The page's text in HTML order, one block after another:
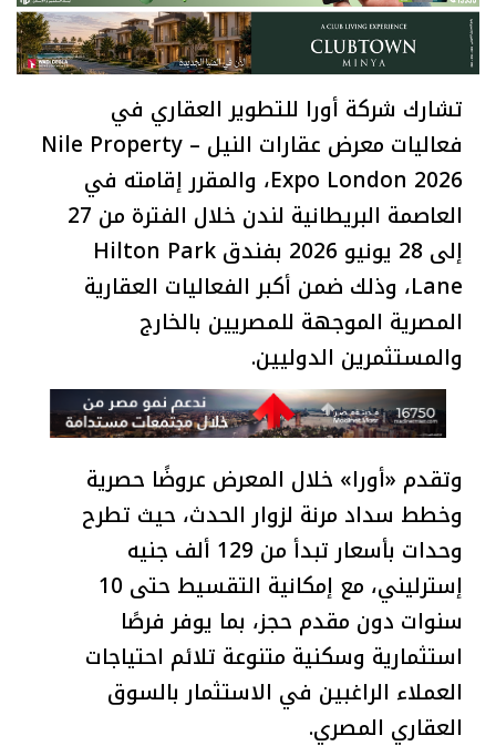
تشارك شركة أورا للتطوير العقاري في
فعاليات معرض عقارات النيل – Nile Property
Expo London 2026، والمقرر إقامته في
العاصمة البريطانية لندن خلال الفترة من 27
إلى 28 يونيو 2026 بفندق Hilton Park
Lane، وذلك ضمن أكبر الفعاليات العقارية
المصرية الموجهة للمصريين بالخارج
والمستثمرين الدوليين.
وتقدم «أورا» خلال المعرض عروضًا حصرية
وخطط سداد مرنة لزوار الحدث، حيث تطرح
وحدات بأسعار تبدأ من 129 ألف جنيه
إسترليني، مع إمكانية التقسيط حتى 10
سنوات دون مقدم حجز، بما يوفر فرصًا
استثمارية وسكنية متنوعة تلائم احتياجات
العملاء الراغبين في الاستثمار بالسوق
العقاري المصري.